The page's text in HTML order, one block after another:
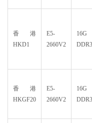
香港
HKD1
E5-
2660V2
16G
DDR3
香港
HKGF20
E5-
2660V2
16G
DDR3